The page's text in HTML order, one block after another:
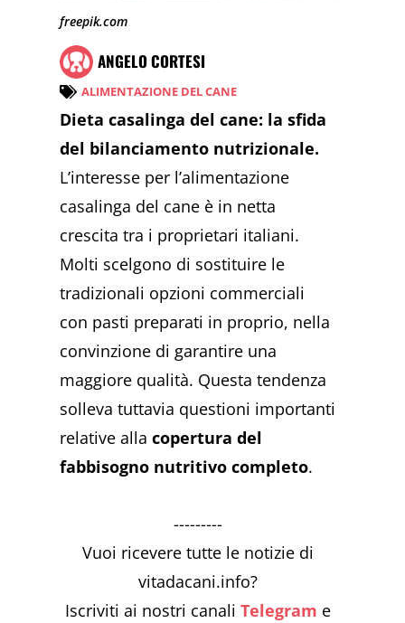
freepik.com
ANGELO CORTESI
ALIMENTAZIONE DEL CANE
Dieta casalinga del cane: la sfida
del bilanciamento nutrizionale.
L’interesse per l’alimentazione
casalinga del cane è in netta
crescita tra i proprietari italiani.
Molti scelgono di sostituire le
tradizionali opzioni commerciali
con pasti preparati in proprio, nella
convinzione di garantire una
maggiore qualità. Questa tendenza
solleva tuttavia questioni importanti
relative allacopertura del
fabbisogno nutritivo completo.
---------
Vuoi ricevere tutte le notizie di
vitadacani.info?
Iscriviti ai nostri canaliTelegram e